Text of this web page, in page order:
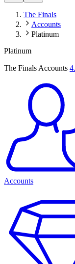
The Finals
Accounts
Platinum
Platinum
The Finals Accounts
Accounts